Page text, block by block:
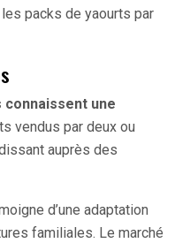
packs de yaourts par
une
vendus par deux ou
auprès des
d’une adaptation
familiales. Le marché